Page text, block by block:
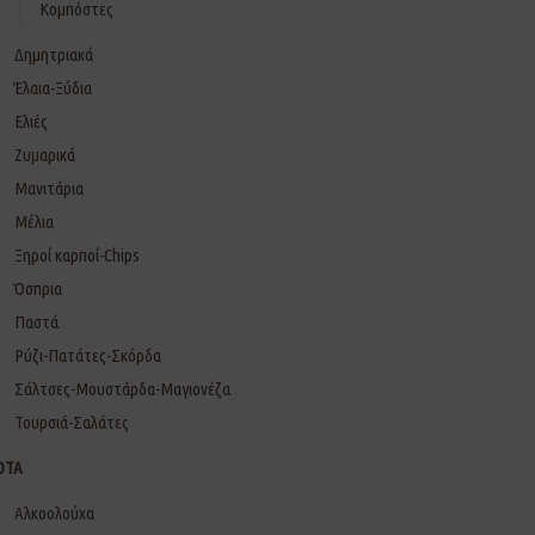
Κομπόστες
Δημητριακά
Έλαια-Ξύδια
Ελιές
Ζυμαρικά
Μανιτάρια
Μέλια
Ξηροί καρποί-Chips
Όσπρια
Παστά
Ρύζι-Πατάτες-Σκόρδα
Σάλτσες-Μουστάρδα-Μαγιονέζα
Τουρσιά-Σαλάτες
Αλκοολούχα